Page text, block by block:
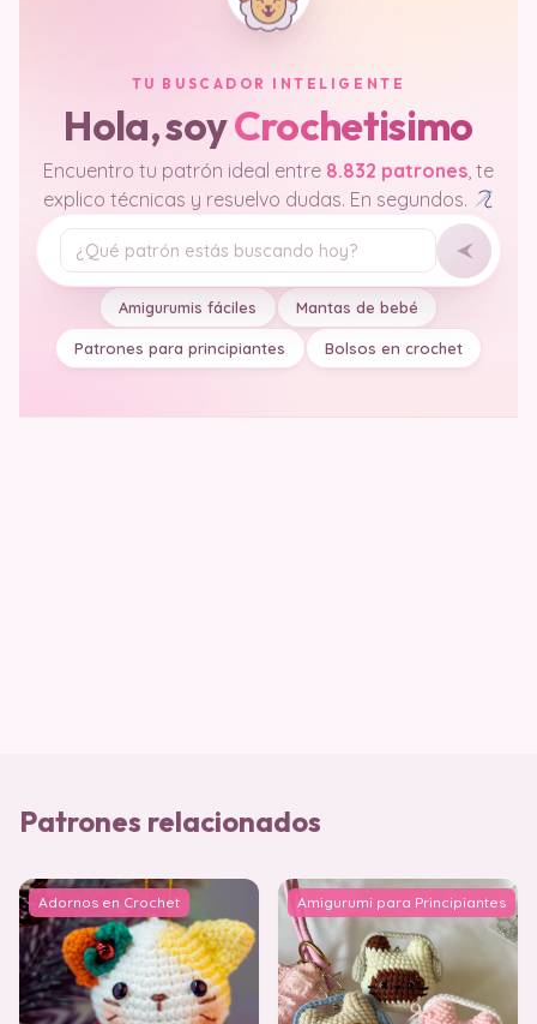
TU BUSCADOR INTELIGENTE
Hola, soyCrochetisimo
Encuentro tu patrón ideal entre 8.832 patrones, te
explico técnicas y resuelvo dudas. En segundos.
Tu pregunta
Amigurumis fáciles Mantas de bebé
Patrones para principiantes Bolsos en crochet
Patrones relacionados
Adornos en Crochet Amigurumi para Principiantes